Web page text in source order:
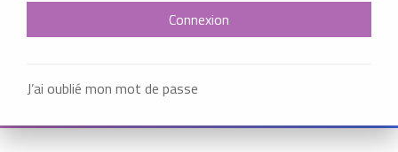
J’ai oublié mon mot de passe